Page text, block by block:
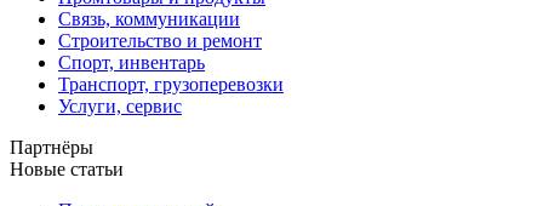
Связь, коммуникации
Строительство и ремонт
Спорт, инвентарь
Транспорт, грузоперевозки
Услуги, сервис
Партнёры
Новые статьи